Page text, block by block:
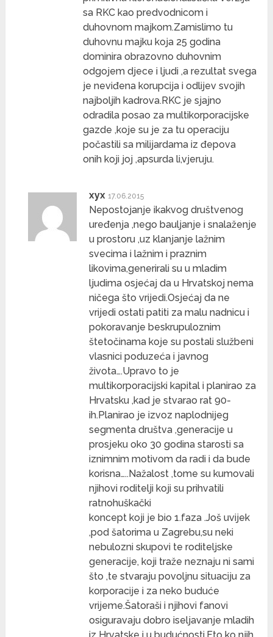
sa RKC kao predvodnicom i
duhovnom majkom.Zamislimo tu
duhovnu majku koja 25 godina
dominira obrazovno duhovnim
odgojem djece i ljudi ,a rezultat svega
je neviđena korupcija i odlijev svojih
najboljih kadrova.RKC je sjajno
odradila posao za multikorporacijske
gazde ,koje su je za tu operaciju
počastili sa milijardama iz đepova
onih koji joj ,apsurda li,vjeruju.
xyx 17.06.2015
Nepostojanje ikakvog društvenog
uređenja ,nego bauljanje i snalaženje
u prostoru ,uz klanjanje lažnim
svecima i lažnim i praznim
likovima,generirali su u mladim
ljudima osjećaj da u Hrvatskoj nema
ničega što vrijedi.Osjećaj da ne
vrijedi ostati patiti za malu nadnicu i
pokoravanje beskrupuloznim
štetočinama koje su postali službeni
vlasnici poduzeća i javnog
života….Upravo to je
multikorporacijski kapital i planirao za
Hrvatsku ,kad je stvarao rat 90-
ih.Planirao je izvoz naplodnijeg
segmenta društva ,generacije u
prosjeku oko 30 godina starosti sa
iznimnim motivom da radi i da bude
korisna…..Nažalost ,tome su kumovali
njihovi roditelji koji su prihvatili
ratnohuškački
koncept koji je bio 1.faza .Još uvijek
,pod šatorima u Zagrebu,su neki
nebulozni skupovi te roditeljske
generacije, koji traže neznaju ni sami
što ,te stvaraju povoljnu situaciju za
korporacije i za neko buduće
vrijeme.Šatoraši i njihovi fanovi
osiguravaju dobro iseljavanje mladih